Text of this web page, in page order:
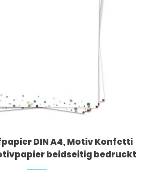
DIN A4, Motiv Konfetti
beidseitig bedruckt